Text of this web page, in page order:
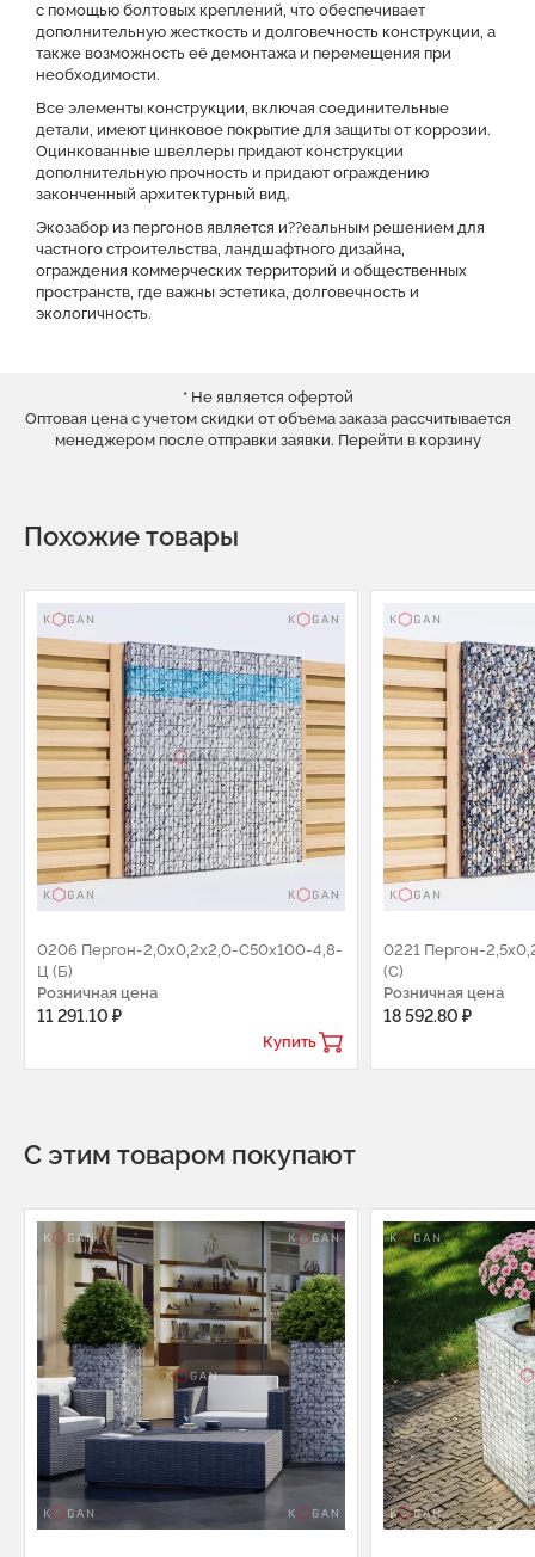
с помощью болтовых креплений, что обеспечивает
дополнительную жесткость и долговечность конструкции, а
также возможность её демонтажа и перемещения при
необходимости.
Все элементы конструкции, включая соединительные
детали, имеют цинковое покрытие для защиты от коррозии.
Оцинкованные швеллеры придают конструкции
дополнительную прочность и придают ограждению
законченный архитектурный вид.
Экозабор из пергонов является и??еальным решением для
частного строительства, ландшафтного дизайна,
ограждения коммерческих территорий и общественных
пространств, где важны эстетика, долговечность и
экологичность.
* Не является офертой
Оптовая цена с учетом скидки от объема заказа рассчитывается
менеджером после отправки заявки. Перейти в корзину
Похожие товары
0206 Пергон-2,0х0,2х2,0-С50х100-4,8-
Ц (Б)
Розничная цена
11 291.10 ₽
Купить
0221 Пергон-
(С)
Розничная цена
18 592.80 ₽
С этим товаром покупают